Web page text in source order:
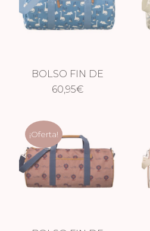
BOLSO FIN DE
SEMANA GRANDE
60,95€
¡Oferta!